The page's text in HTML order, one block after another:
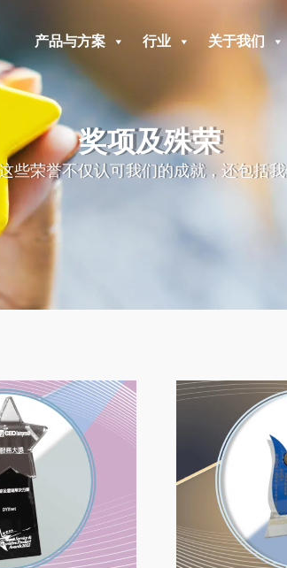
产品与方案 行业 关于我们
奖项及殊荣
些荣誉不仅认可我们的成就，还包括